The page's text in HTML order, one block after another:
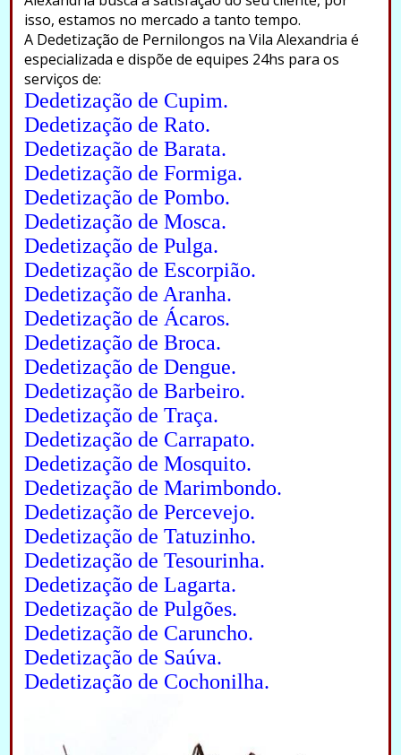
isso, estamos no mercado a tanto tempo.
A Dedetização de Pernilongos na Vila Alexandria é
especializada e dispõe de equipes 24hs para os
serviços de:
Dedetização de Cupim.
Dedetização de Rato.
Dedetização de Barata.
Dedetização de Formiga.
Dedetização de Pombo.
Dedetização de Mosca.
Dedetização de Pulga.
Dedetização de Escorpião.
Dedetização de Aranha.
Dedetização de Ácaros.
Dedetização de Broca.
Dedetização de Dengue.
Dedetização de Barbeiro.
Dedetização de Traça.
Dedetização de Carrapato.
Dedetização de Mosquito.
Dedetização de Marimbondo.
Dedetização de Percevejo.
Dedetização de Tatuzinho.
Dedetização de Tesourinha.
Dedetização de Lagarta.
Dedetização de Pulgões.
Dedetização de Caruncho.
Dedetização de Saúva.
Dedetização de Cochonilha.